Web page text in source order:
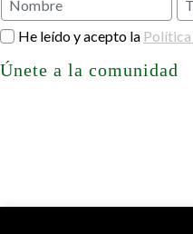
He leído y acepto la
Únete a la comunidad